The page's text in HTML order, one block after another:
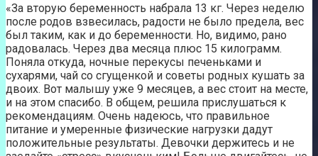
«За вторую беременность набрала 13 кг. Через неделю
после родов взвесилась, радости не было предела, вес
был таким, как и до беременности. Но, видимо, рано
радовалась. Через два месяца плюс 15 килограмм.
Поняла откуда, ночные перекусы печеньками и
сухарями, чай со сгущенкой и советы родных кушать за
двоих. Вот малышу уже 9 месяцев, а вес стоит на месте,
и на этом спасибо. В общем, решила прислушаться к
рекомендациям. Очень надеюсь, что правильное
питание и умеренные физические нагрузки дадут
положительные результаты. Девочки держитесь и не